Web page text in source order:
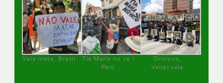
Vale mata, Brasil
Tía María no va !
Perú
Orinoco,
Venezuela